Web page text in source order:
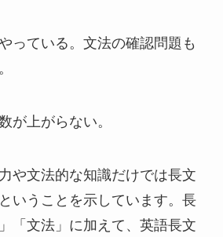
っている。文法の確認問題も
が上がらない。
や文法的な知識だけでは長文
いうことを示しています。長
「文法」に加えて、英語長文